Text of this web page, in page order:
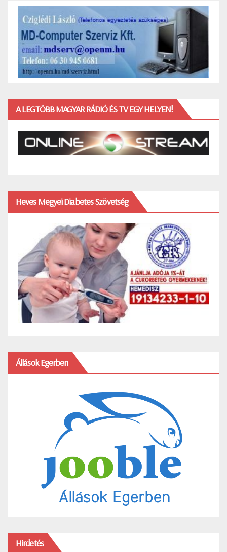
A LEGTÖBB MAGYAR RÁDIÓ ÉS TV EGY HELYEN!
Heves Megyei Diabetes Szövetség
Állások Egerben
Hirdetés